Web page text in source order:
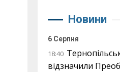
Новини
6 Серпня
18:40
відзначили